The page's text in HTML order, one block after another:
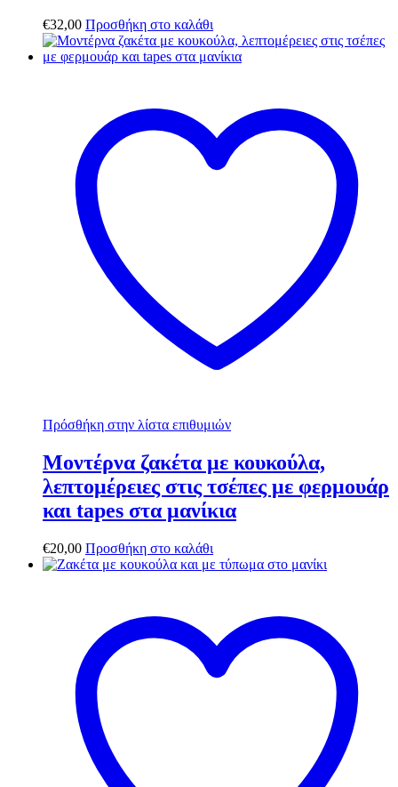
€32,00 Προσθήκη στο καλάθι
Πρόσθήκη στην λίστα επιθυμιών
Μοντέρνα ζακέτα με κουκούλα,
λεπτομέρειες στις τσέπες με φερμουάρ
και tapes στα μανίκια
€20,00 Προσθήκη στο καλάθι